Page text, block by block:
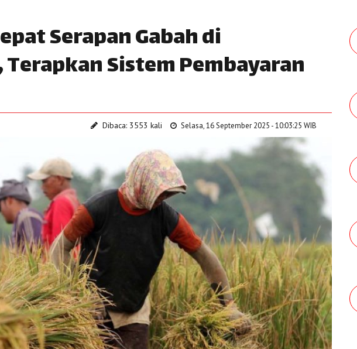
Serapan Gabah di
Sistem Pembayaran
Dibaca: 3553 kali Selasa, 16 September 2025 - 10:03:25 WIB